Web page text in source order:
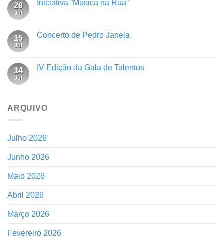
20
Jul
Iniciativa “Música na Rua”
15
Jul
Concerto de Pedro Janela
14
Jul
IV Edição da Gala de Talentos
ARQUIVO
Julho 2026
Junho 2026
Maio 2026
Abril 2026
Março 2026
Fevereiro 2026